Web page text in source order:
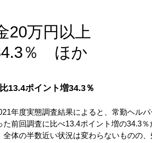
20万円以上
％ ほか
13.4ポイント増34.3％
年度実態調査結果によると、常勤ヘルパ
前回調査に比べ13.4ポイント増の34.3％
体の半数近い状況は変わらないものの、